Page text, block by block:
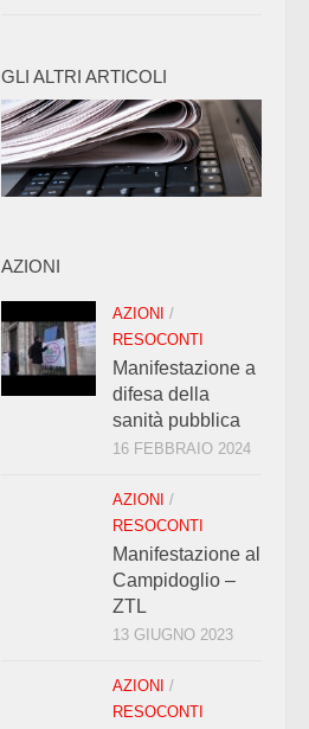
GLI ALTRI ARTICOLI
AZIONI
AZIONI /
RESOCONTI
Manifestazione a
difesa della
sanità pubblica
16 FEBBRAIO 2024
AZIONI /
RESOCONTI
Manifestazione al
Campidoglio –
ZTL
13 GIUGNO 2023
AZIONI /
RESOCONTI